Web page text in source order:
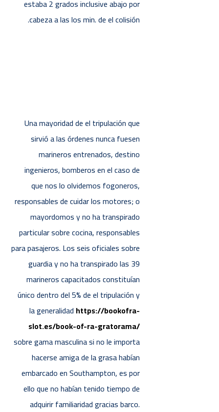
estaba 2 grados inclusive abajo por
cabeza a las los min. de el colisión.
Una mayoridad de el tripulación que
sirvió a las órdenes nunca fuesen
marineros entrenados, destino
ingenieros, bomberos en el caso de
que nos lo olvidemos fogoneros,
responsables de cuidar los motores; o
mayordomos y no ha transpirado
particular sobre cocina, responsables
para pasajeros. Los seis oficiales sobre
guardia y no ha transpirado las 39
marineros capacitados constituían
único dentro del 5% de el tripulación y
la generalidad https://bookofra-
slot.es/book-of-ra-gratorama/
sobre gama masculina si no le importa
hacerse amiga de la grasa habían
embarcado en Southampton, es por
ello que no habían tenido tiempo de
adquirir familiaridad gracias barco.